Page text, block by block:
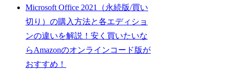
Microsoft Office 2021（永続版/買い
切り）の購入方法と各エディショ
ンの違いを解説！安く買いたいな
らAmazonのオンラインコード版が
おすすめ！